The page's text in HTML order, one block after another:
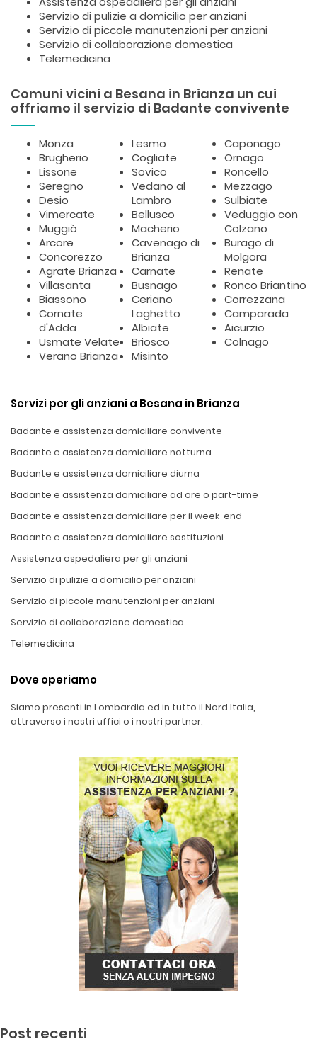
Servizio di pulizie a domicilio per anziani
Servizio di piccole manutenzioni per anziani
Servizio di collaborazione domestica
Telemedicina
Comuni vicini a Besana in Brianza un cui
offriamo il servizio di Badante convivente
Monza
Brugherio
Lissone
Seregno
Desio
Vimercate
Muggiò
Arcore
Concorezzo
Agrate Brianza
Villasanta
Biassono
Cornate
d'Adda
Usmate Velate
Verano Brianza
Lesmo
Cogliate
Sovico
Vedano al
Lambro
Bellusco
Macherio
Cavenago di
Brianza
Carnate
Busnago
Ceriano
Laghetto
Albiate
Briosco
Misinto
Caponago
Ornago
Roncello
Mezzago
Sulbiate
Veduggio con
Colzano
Burago di
Molgora
Renate
Ronco Briantino
Correzzana
Camparada
Aicurzio
Colnago
Servizi per gli anziani a Besana in Brianza
Badante e assistenza domiciliare convivente
Badante e assistenza domiciliare notturna
Badante e assistenza domiciliare diurna
Badante e assistenza domiciliare ad ore o part-time
Badante e assistenza domiciliare per il week-end
Badante e assistenza domiciliare sostituzioni
Assistenza ospedaliera per gli anziani
Servizio di pulizie a domicilio per anziani
Servizio di piccole manutenzioni per anziani
Servizio di collaborazione domestica
Telemedicina
Dove operiamo
Siamo presenti in Lombardia ed in tutto il Nord Italia,
attraverso i nostri uffici o i nostri partner.
Post recenti